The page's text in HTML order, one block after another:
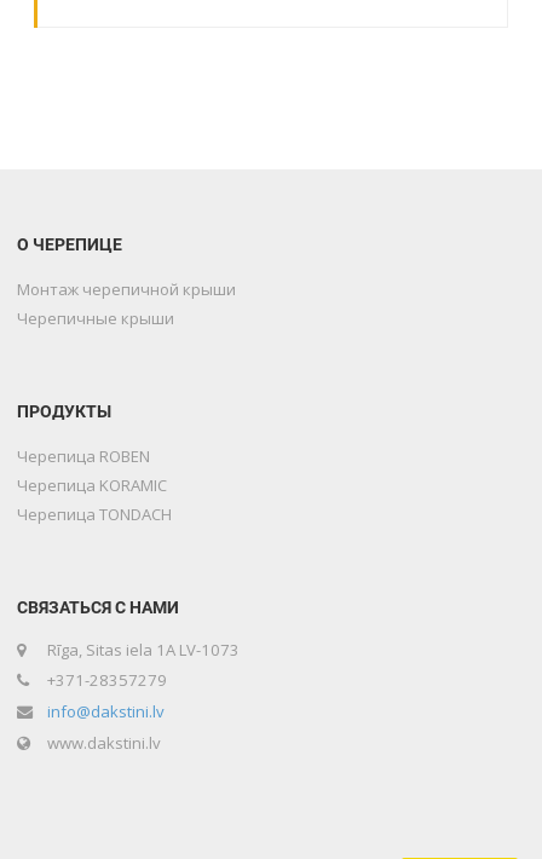
О ЧЕРЕПИЦЕ
Монтаж черепичной крыши
Черепичные крыши
ПРОДУКТЫ
Черепица ROBEN
Черепица KORAMIC
Черепица TONDACH
СВЯЗАТЬСЯ С НАМИ
Rīga, Sitas iela 1A LV-1073
+371-28357279
info@dakstini.lv
www.dakstini.lv